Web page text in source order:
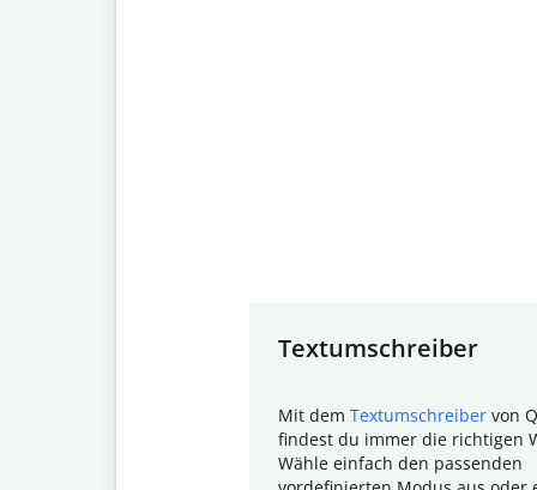
Textumschreiber
Mit dem Textumschreiber von
findest du immer die richtigen
Wähle einfach den passenden